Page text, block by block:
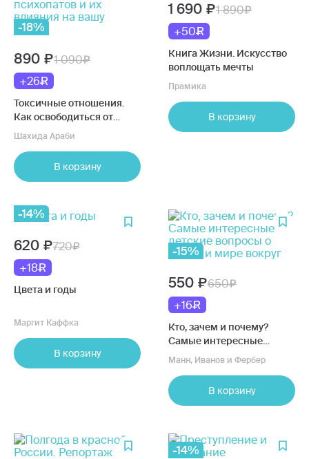
-18%
890
1 090
+26
Токсичные отношения.
Как освободиться от
манипуляторов,
на вашу жизнь
Шахида Араби
В корзину
1 690
1 890
+50
Книга Жизни. Искусство
воплощать мечты
Прамика
В корзину
-14%
620
720
+18
Цвета и годы
Маргит Каффка
В корзину
-15%
550
650
+16
Кто, зачем и почему?
Самые интересные
детские вопросы о людях
Манн, Иванов и Фербер
В корзину
-14%